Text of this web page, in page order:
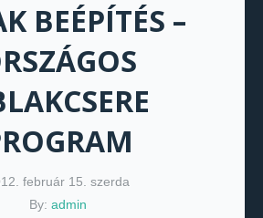
BEÉPÍTÉS –
február 15. szerda
By:admin